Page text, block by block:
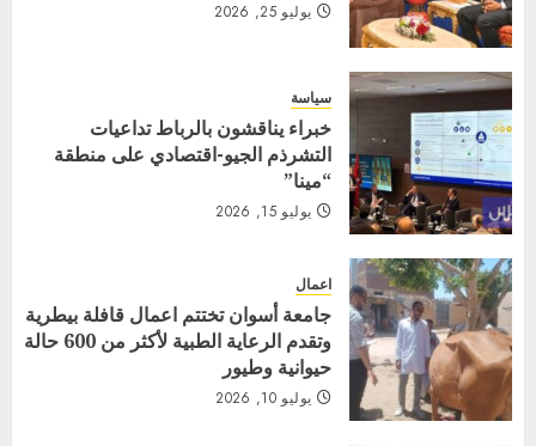
يوليو 25, 2026
سياسة
خبراء يناقشون بالرباط تداعيات
التشرذم الجيو-اقتصادي على منطقة
“مينا”
يوليو 15, 2026
اعمال
جامعة أسوان تختتم اعمال قافلة بيطرية
وتقدم الرعاية الطبية لأكثر من 600 حالة
حيوانية وطيور
يوليو 10, 2026